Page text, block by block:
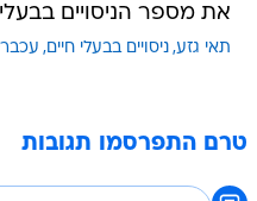
את מספר הניסויים
תאי גזע ניסויים בבעלי חיים
טרם התפרסמו תגובות